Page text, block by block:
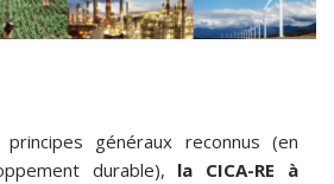
généraux reconnus (en
durable), la CICA-RE à